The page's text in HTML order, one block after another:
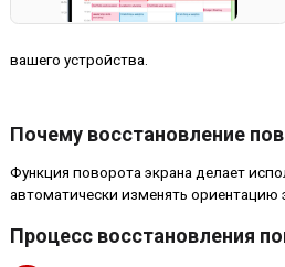
вашего устройства.
Почему восстановление
Функция поворота экрана делает
автоматически изменять ориентацию
Процесс восстановления